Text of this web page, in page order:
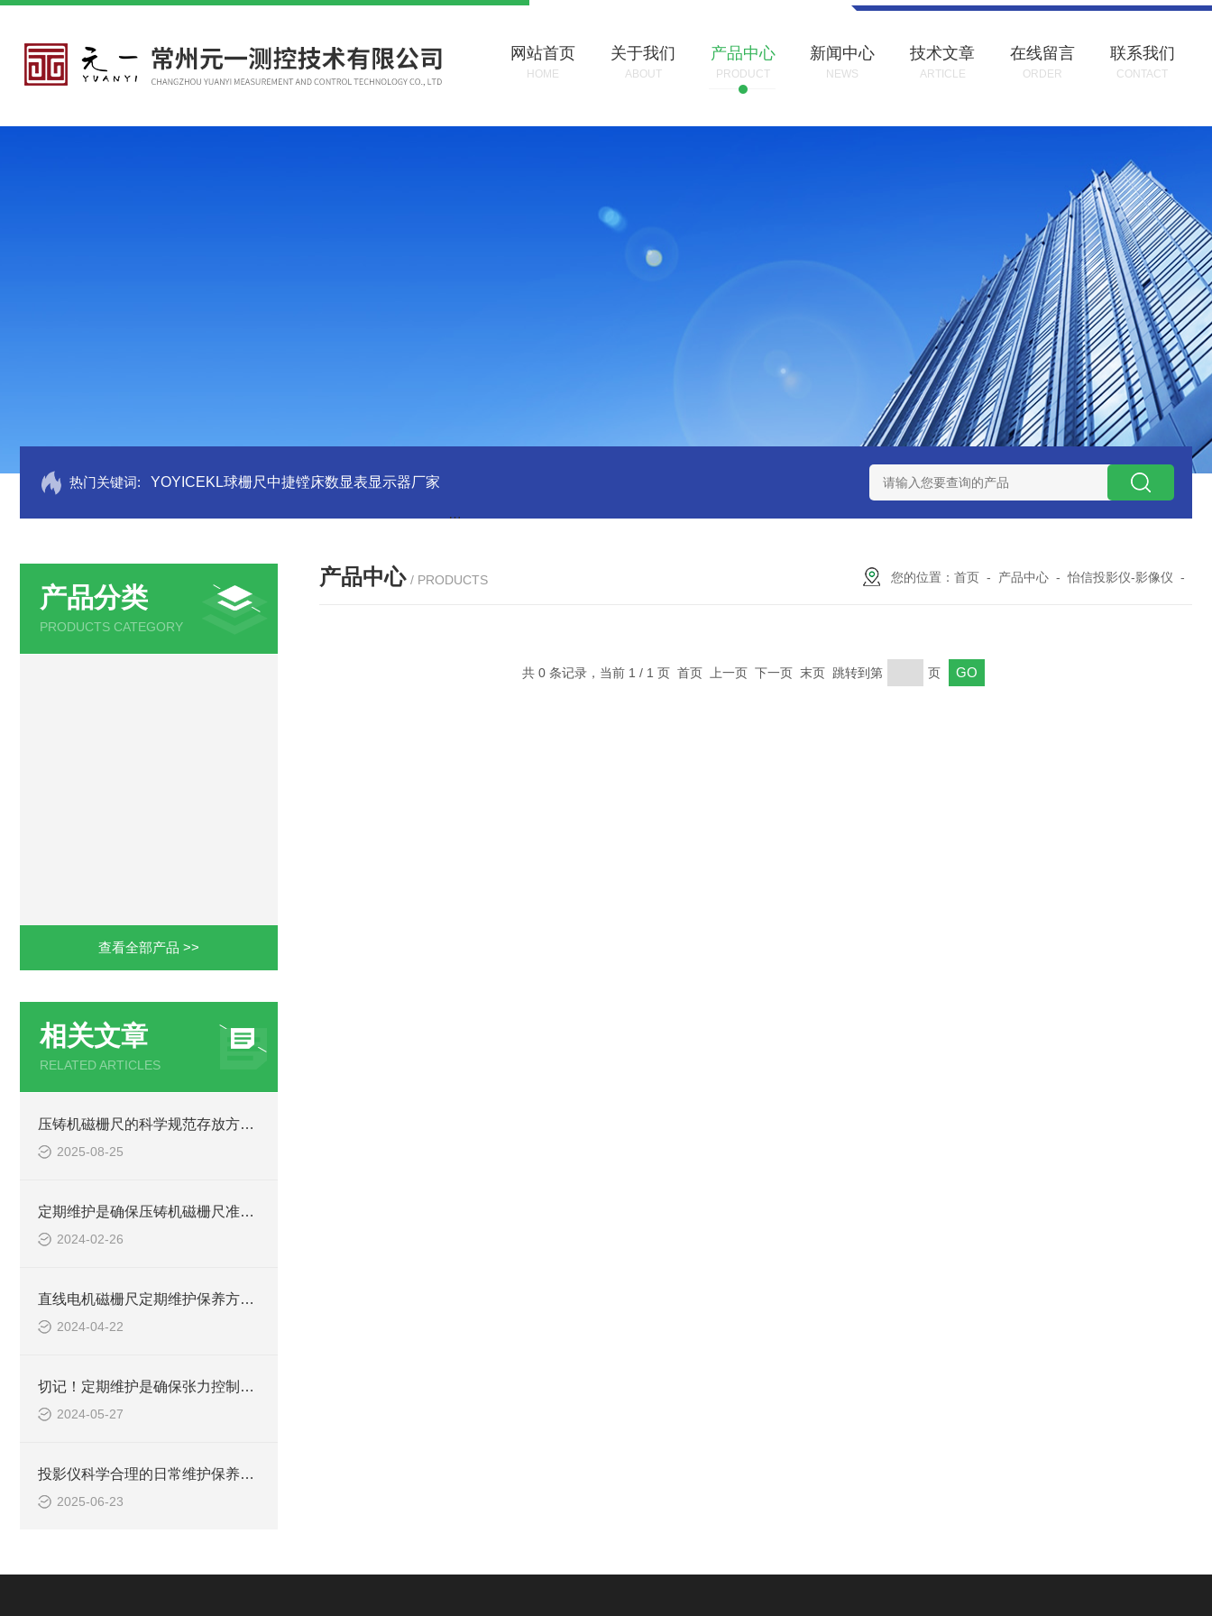
网站首页
HOME
关于我们
ABOUT
产品中心
PRODUCT
新闻中心
NEWS
技术文章
ARTICLE
在线留言
ORDER
联系我们
CONTACT
热门关键词: YOYICEKL球栅尺中捷镗床数显表显示器厂家 OYI直线电机磁栅尺磁头元一高精度传感器 直线电机磁头高精度读
产品分类
PRODUCTS CATEGORY
查看全部产品 >>
相关文章
RELATED ARTICLES
压铸机磁栅尺的科学规范存放方法介绍
2025-08-25
定期维护是确保压铸机磁栅尺准确测量的关键
2024-02-26
直线电机磁栅尺定期维护保养方法的详细介绍
2024-04-22
切记！定期维护是确保张力控制器正常运行的关键
2024-05-27
投影仪科学合理的日常维护保养方法分享
2025-06-23
产品中心 / PRODUCTS 您的位置： 首页 - 产品中心 -怡信投影仪-影像仪 -
共 0 条记录，当前 1 / 1 页 首页 上一页 下一页 末页 跳转到第 页